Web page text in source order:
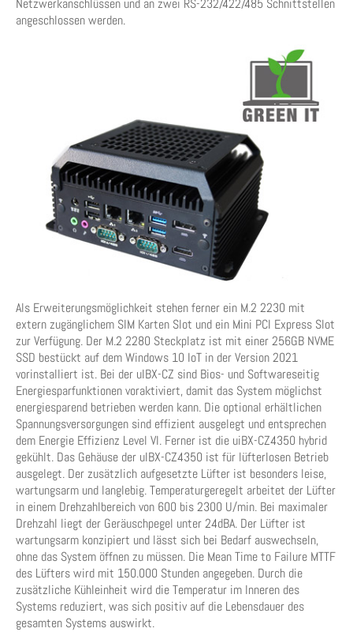
Netzwerkanschlüssen und an zwei RS-232/422/485 Schnittstellen
angeschlossen werden.
Als Erweiterungsmöglichkeit stehen ferner ein M.2 2230 mit
extern zugänglichem SIM Karten Slot und ein Mini PCI Express Slot
zur Verfügung. Der M.2 2280 Steckplatz ist mit einer 256GB NVME
SSD bestückt auf dem Windows 10 IoT in der Version 2021
vorinstalliert ist. Bei der uIBX-CZ sind Bios- und Softwareseitig
Energiesparfunktionen voraktiviert, damit das System möglichst
energiesparend betrieben werden kann. Die optional erhältlichen
Spannungsversorgungen sind effizient ausgelegt und entsprechen
dem Energie Effizienz Level VI. Ferner ist die uiBX-CZ4350 hybrid
gekühlt. Das Gehäuse der uIBX-CZ4350 ist für lüfterlosen Betrieb
ausgelegt. Der zusätzlich aufgesetzte Lüfter ist besonders leise,
wartungsarm und langlebig. Temperaturgeregelt arbeitet der Lüfter
in einem Drehzahlbereich von 600 bis 2300 U/min. Bei maximaler
Drehzahl liegt der Geräuschpegel unter 24dBA. Der Lüfter ist
wartungsarm konzipiert und lässt sich bei Bedarf auswechseln,
ohne das System öffnen zu müssen. Die Mean Time to Failure MTTF
des Lüfters wird mit 150.000 Stunden angegeben. Durch die
zusätzliche Kühleinheit wird die Temperatur im Inneren des
Systems reduziert, was sich positiv auf die Lebensdauer des
gesamten Systems auswirkt.